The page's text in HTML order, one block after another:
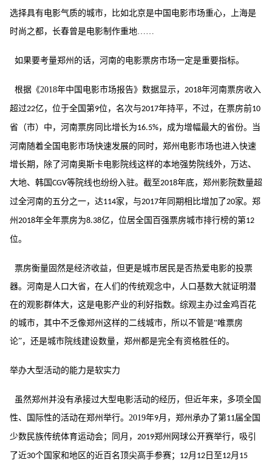
选择具有电影气质的城市，比如北京是中国电影市场重心，上海是
时尚之都，长春曾是电影制作重地……
如果要考量郑州的话，河南的电影票房市场一定是重要指标。
根据《2018年中国电影市场报告》数据显示， 2018年河南票房收入
超过22亿，位于全国第9位，名次与2017年持平，不过，在票房前10
省（市）中，河南票房同比增长为16.5%，成为增幅最大的省份。当
河南随着全国电影市场快速发展的同时，郑州电影市场也进入快速
增长期，除了河南奥斯卡电影院线这样的本地强势院线外，万达、
大地、韩国 CGV等院线也纷纷入驻。截至2018年底，郑州影院数量超
过全河南的五分之一，达114家，与2017年同期相比增加了20家。郑
州 2018年全年票房为8.38亿，位居全国百强票房城市排行榜的第12
位。
票房衡量固然是经济收益，但更是城市居民是否热爱电影的投票
器。河南是人口大省，在人们的传统观念中，人口基数大就证明潜
在的观影群体大，这是电影产业的利好指数。综观主办过金鸡百花
的城市，其中不乏像郑州这样的二线城市，所以不管是“唯票房
论”，还是城市院线建设数量，郑州都是完全有资格胜任的。
举办大型活动的能力是软实力
虽然郑州并没有承接过大型电影活动的经历，但近年来，多项全国
性、国际性的活动在郑州举行。 2019年9月，郑州承办了第11届全国
少数民族传统体育运动会；同月， 2019郑州网球公开赛举行，吸引
了近30个国家和地区的近百名顶尖高手参赛； 12月 12 日至12月 15